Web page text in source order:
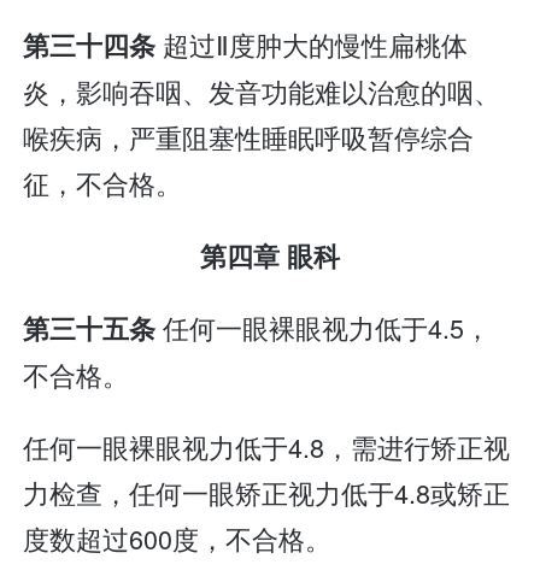
第三十四条 超过Ⅱ度肿大的慢性扁桃体
炎，影响吞咽、发音功能难以治愈的咽、
喉疾病，严重阻塞性睡眠呼吸暂停综合
征，不合格。
第四章 眼科
第三十五条任何一眼裸眼视力低于4.5，
不合格。
任何一眼裸眼视力低于4.8，需进行矫正视
力检查，任何一眼矫正视力低于4.8或矫正
度数超过600度，不合格。